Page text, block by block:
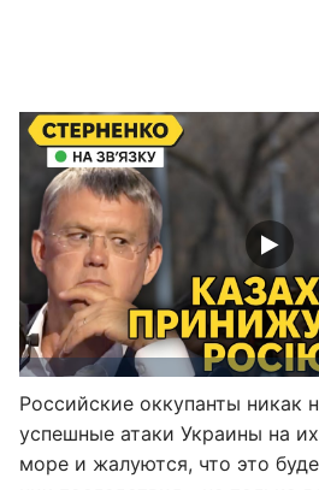
Российские оккупанты никак
успешные атаки Украины на
море и жалуются, что это